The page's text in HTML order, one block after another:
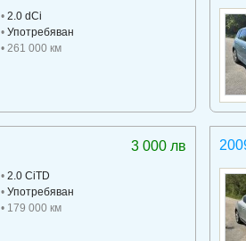
• 2.0 dCi
• Употребяван
• 261 000 км
3 000 лв
• 2.0 CiTD
• Употребяван
• 179 000 км